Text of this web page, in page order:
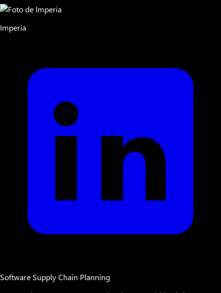
Imperia
Software Supply Chain Planning